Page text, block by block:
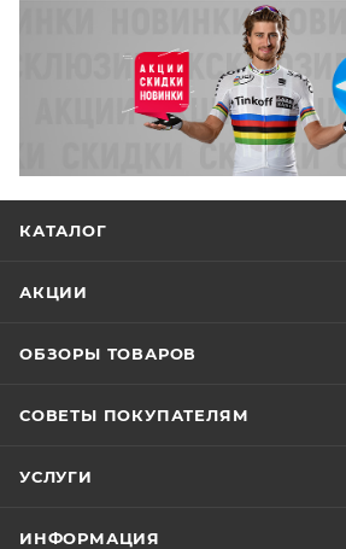
КАТАЛОГ
АКЦИИ
ОБЗОРЫ ТОВАРОВ
СОВЕТЫ ПОКУПАТЕЛЯМ
УСЛУГИ
ИНФОРМАЦИЯ